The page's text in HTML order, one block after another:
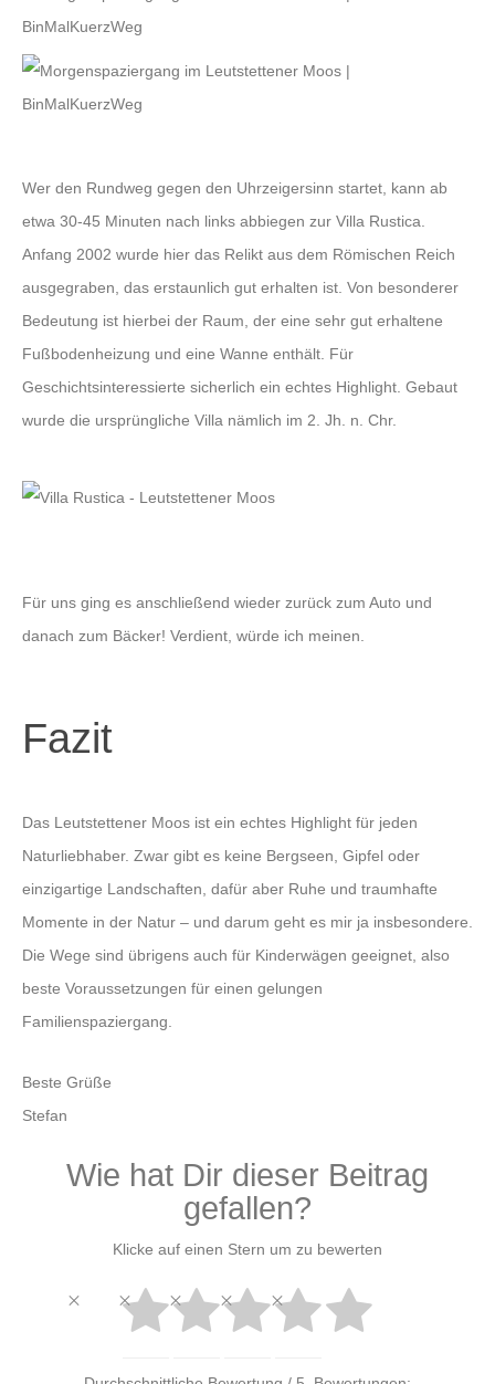
Wer den Rundweg gegen den Uhrzeigersinn startet, kann ab
etwa 30-45 Minuten nach links abbiegen zur Villa Rustica.
Anfang 2002 wurde hier das Relikt aus dem Römischen Reich
ausgegraben, das erstaunlich gut erhalten ist. Von besonderer
Bedeutung ist hierbei der Raum, der eine sehr gut erhaltene
Fußbodenheizung und eine Wanne enthält. Für
Geschichtsinteressierte sicherlich ein echtes Highlight. Gebaut
wurde die ursprüngliche Villa nämlich im 2. Jh. n. Chr.
Für uns ging es anschließend wieder zurück zum Auto und
danach zum Bäcker! Verdient, würde ich meinen.
Fazit
Das Leutstettener Moos ist ein echtes Highlight für jeden
Naturliebhaber. Zwar gibt es keine Bergseen, Gipfel oder
einzigartige Landschaften, dafür aber Ruhe und traumhafte
Momente in der Natur – und darum geht es mir ja insbesondere.
Die Wege sind übrigens auch für Kinderwägen geeignet, also
beste Voraussetzungen für einen gelungen
Familienspaziergang.
Beste Grüße
Stefan
Wie hat Dir dieser Beitrag
gefallen?
Klicke auf einen Stern um zu bewerten